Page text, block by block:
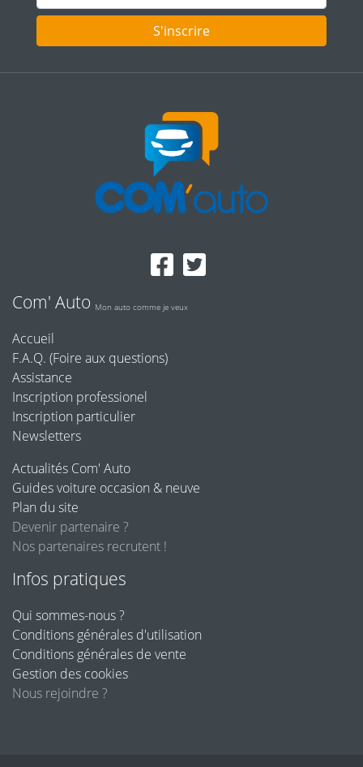
S'inscrire
Com' Auto Mon auto comme je veux
Accueil
F.A.Q. (Foire aux questions)
Assistance
Inscription professionel
Inscription particulier
Newsletters
Actualités Com' Auto
Guides voiture occasion & neuve
Plan du site
Devenir partenaire ?
Nos partenaires recrutent !
Infos pratiques
Qui sommes-nous ?
Conditions générales d'utilisation
Conditions générales de vente
Gestion des cookies
Nous rejoindre ?